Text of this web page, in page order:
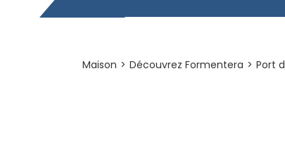
Maison > Découvrez Formentera > Port